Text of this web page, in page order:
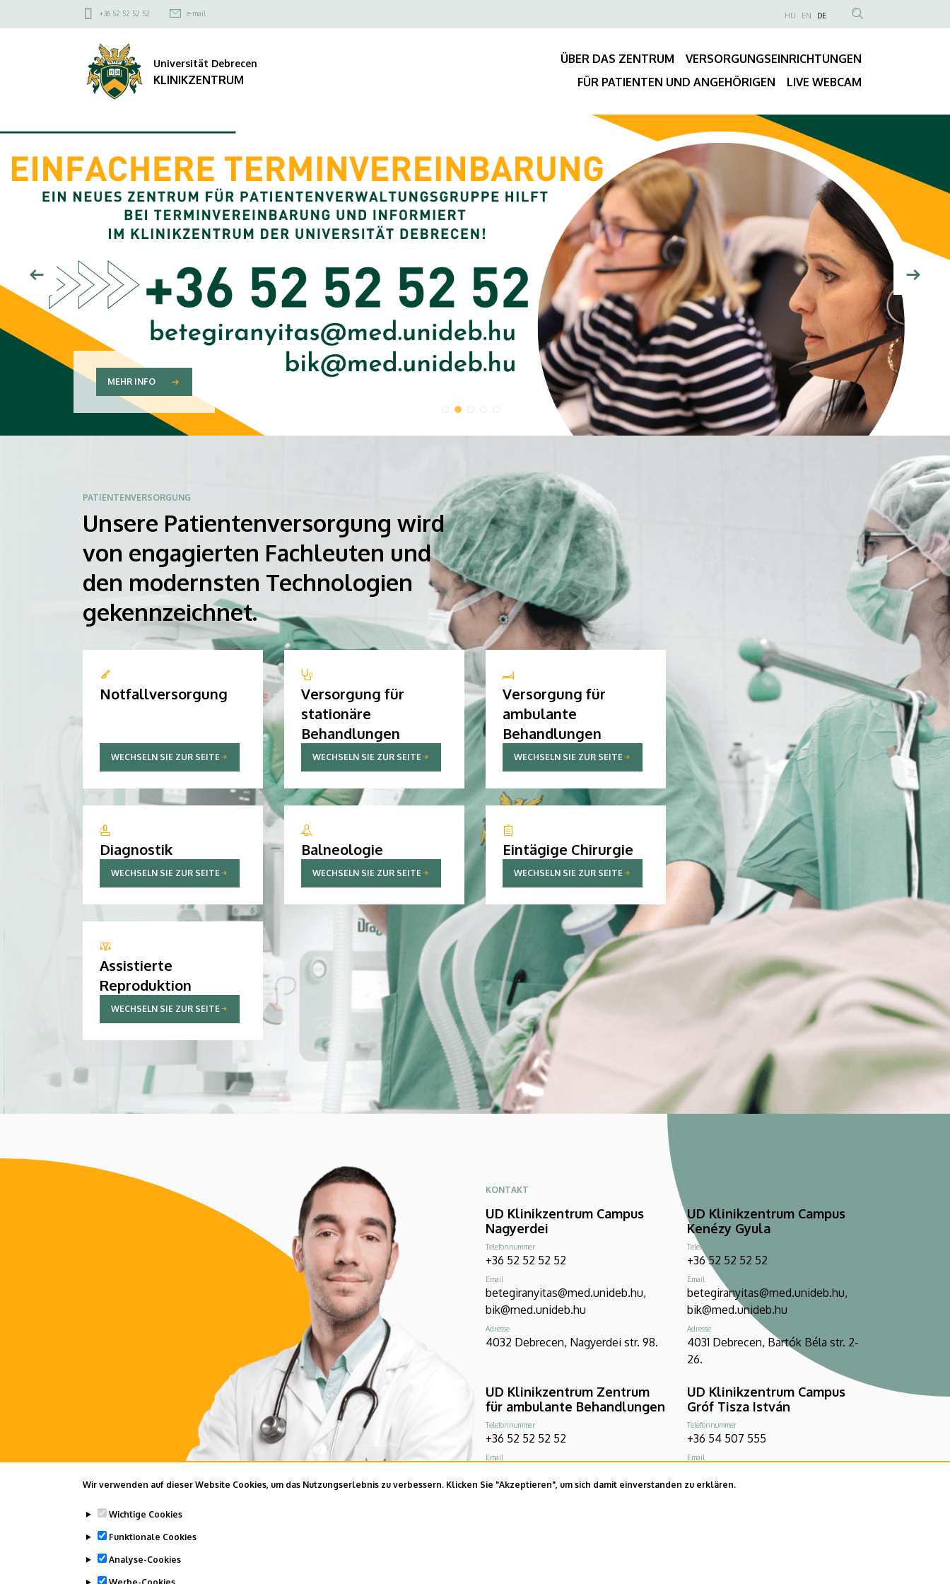
Wir verwenden auf dieser Website Cookies, um das Nutzungserlebnis zu verbessern. Klicken Sie "Akzeptieren", um sich damit einverstanden zu erklären.
Wichtige Cookies
Funktionale Cookies
Analyse-Cookies
KLINIKZENTRUM
Felső
menü
+36 52 52 52 52 e-mail
Felső
Anonim
fiók
menüje
NYELVVÁLASZTÓ
HU EN DE
TARTALOM
KERESÉSE
Universität Debrecen
KLINIKZENTRUM
ÜBER DAS ZENTRUM
VERSORGUNGSEINRICHTUNGEN
FÜR PATIENTEN UND ANGEHÖRIGEN
LIVE WEBCAM
MEHR INFO
PATIENTENVERSORGUNG
Unsere Patientenversorgung wird
von engagierten Fachleuten und
den modernsten Technologien
gekennzeichnet.
Notfallversorgung
WECHSELN SIE ZUR SEITE
Versorgung für
stationäre
Behandlungen
WECHSELN SIE ZUR SEITE
Versorgung für
ambulante
Behandlungen
WECHSELN SIE ZUR SEITE
Diagnostik
WECHSELN SIE ZUR SEITE
Balneologie
WECHSELN SIE ZUR SEITE
Eintägige Chirurgie
WECHSELN SIE ZUR SEITE
Assistierte
Reproduktion
WECHSELN SIE ZUR SEITE
KONTAKT
UD Klinikzentrum Campus
Nagyerdei
Telefonnummer
+36 52 52 52 52
Email
betegiranyitas@med.unideb.hu,
bik@med.unideb.hu
Adresse
4032 Debrecen, Nagyerdei str. 98.
UD Klinikzentrum Campus
Kenézy Gyula
Telefonnummer
+36 52 52 52 52
Email
betegiranyitas@med.unideb.hu,
bik@med.unideb.hu
Adresse
4031 Debrecen, Bartók Béla str. 2-
26.
UD Klinikzentrum Zentrum
für ambulante Behandlungen
Telefonnummer
+36 52 52 52 52
Email
bik@med.unideb.hu
UD Klinikzentrum Campus
Gróf Tisza István
Telefonnummer
+36 54 507 555
Email
Adresse